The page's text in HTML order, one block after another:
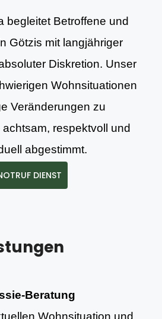
begleitet Betroffene und
Götzis mit langjähriger
Diskretion. Unser
Wohnsituationen
Veränderungen zu
respektvoll und
abgestimmt.
DIENST
Beratung
Wohnsituation und